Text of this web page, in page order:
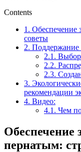
Contents
1. Обеспечение
советы
2. Поддержание
2.1. Выбор
2.2.
2.3.
3.
рекомендации
4. Видео:
4.1. Чем
Обеспечение
пернатым: